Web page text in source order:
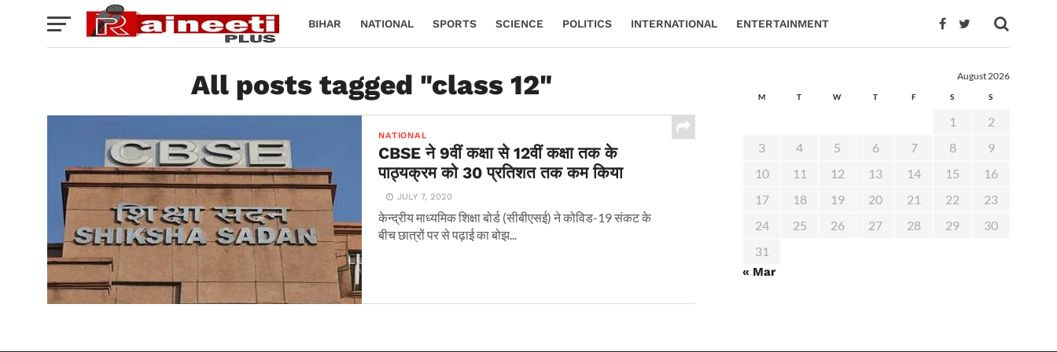
BIHAR NATIONAL SPORTS SCIENCE POLITICS INTERNATIONAL ENTERTAINMENT
All posts tagged "class 12"
NATIONAL
CBSE ने 9वीं कक्षा से 12वीं कक्षा तक के
पाठ्यक्रम को 30 प्रतिशत तक कम किया
JULY 7, 2020
केन्द्रीय माध्यमिक शिक्षा बोर्ड (सीबीएसई) ने कोविड-19 संकट के
बीच छात्रों पर से पढ़ाई का बोझ...
August 2026
M T W T F S S
1
2
3
4 5 6 7 8
9
10
11 12 13 14 15
16
17
18 19 20 21 22
23
24
25 26 27 28 29
30
31
« Mar